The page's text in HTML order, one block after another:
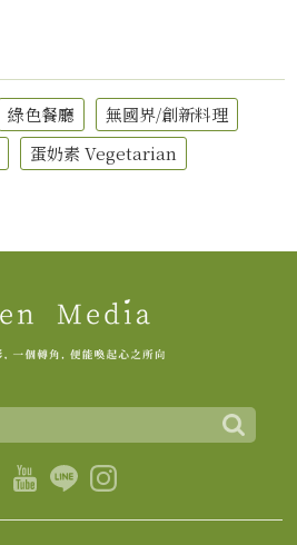
綠色餐廳
無國界/創新料理
蛋奶素 Vegetarian